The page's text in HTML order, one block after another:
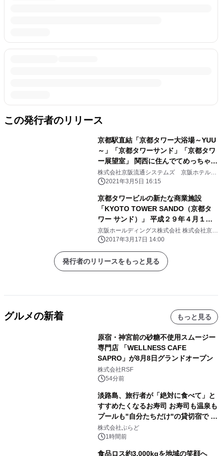
この発行者のリリース
京都駅直結「京都タワー大浴場～YUU
～」「京都タワーサンド」「京都タワ
ー展望室」 関西に住んでてめっちゃオ
トク！京都タワービルをまるごと楽し
もう!! 「関西2府4県限定キャンペー
株式会社京阪流通システムズ 京阪ホテルズ
＆リゾーツ株式会社
2021年3月5日 16:15
京都タワービルの新たな商業施設
「KYOTO TOWER SANDO（京都タ
ワー サンド）」 平成２９年４月１４
日（金）オープン！
京阪ホールディングス株式会社 株式会社京阪
流通システムズ 京阪ホテルズ＆リゾーツ株式
2017年3月17日 14:00
発行者のリリースをもっと見る
グルメの新着 もっと見る
原宿・神宮前の砂糖不使用スムージー
専門店 「WELLNESS CAFE
SAPRO」が8月8日グランドオープン
株式会社RSF
54分前
淡路島、旅行者が「絶対に食べて」と
すすめたくなるお寿司 お寿司も温泉も
プールも"自分たちだけ"の貸切宿で 1
日1組限定「岩屋温泉 絵島別庭 海と
森」の握り寿司プラン
株式会社ぷらど
1時間前
食品ロス約3,000kgを地域の笑顔へ